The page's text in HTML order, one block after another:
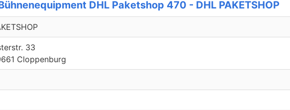
DHL Paketshop 470 - DHL PAKETSHOP
33
Cloppenburg